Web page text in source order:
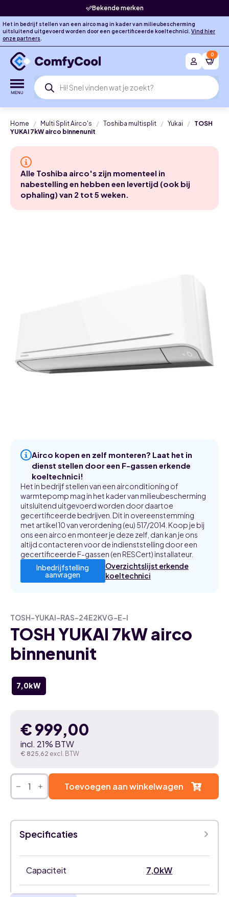
Bekende merken
Het in bedrijf stellen van een airco mag in kader van milieubescherming
uitsluitend uitgevoerd worden door een gecertificeerde koeltechnici. Vind hier
onze partners.
Producten
zoeken
0
Home Multi Split Airco's Toshiba multisplit Yukai
TOSH
YUKAI 7kW airco binnenunit
Alle Toshiba airco's zijn momenteel in
nabestelling en hebben een levertijd (ook bij
ophaling) van 2 tot 5 weken.
Airco kopen en zelf monteren? Laat het in
dienst stellen door een F-gassen erkende
koeltechnici!
Het in bedrijf stellen van een airconditioning of
warmtepomp mag in het kader van milieubescherming
uitsluitend uitgevoerd worden door daartoe
gecertificeerde bedrijven. Dit in overeenstemming
met artikel 10 van verordening (eu) 517/2014. Koop je bij
ons een airco en monteer je deze zelf, dan kan je ons
altijd contacteren voor de indienststelling door een
gecertificeerde F-gassen (en RESCert) installateur.
Inbedrijfstelling
aanvragen
Overzichtslijst erkende
koeltechnici
TOSH-YUKAI-RAS-24E2KVG-E-I
TOSH YUKAI 7kW airco
binnenunit
7,0kW
€999,00
incl. 21% BTW
€ 825,62 excl. BTW
TOSH
YUKAI
airco
aantal
Toevoegen aan winkelwagen
Specificaties
Capaciteit 7,0kW